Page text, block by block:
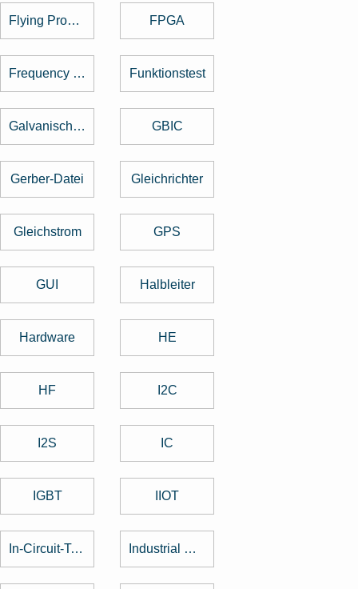
Flying Probe Test FPGA
Frequency Hopping Funktionstest
Galvanische Trennung GBIC
Gerber-Datei Gleichrichter
Gleichstrom GPS
GUI Halbleiter
Hardware HE
HF I2C
I2S IC
IGBT IIOT
In-Circuit-Test Industrial Design